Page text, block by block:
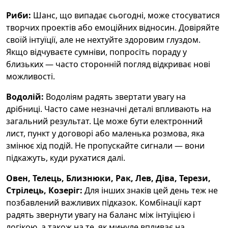
Риби: Шанс, що випадає сьогодні, може стосуватися
творчих проектів або емоційних відносин. Довіряйте
своїй інтуїції, але не нехтуйте здоровим глуздом.
Якщо відчуваєте сумніви, попросіть пораду у
близьких — часто сторонній погляд відкриває нові
можливості.
Водолій: Водоліям радять звертати увагу на
дрібниці. Часто саме незначні деталі впливають на
загальний результат. Це може бути електронний
лист, пункт у договорі або маленька розмова, яка
змінює хід подій. Не пропускайте сигнали — вони
підкажуть, куди рухатися далі.
Овен, Телець, Близнюки, Рак, Лев, Діва, Терези,
Стрілець, Козеріг: Для інших знаків цей день теж не
позбавлений важливих підказок. Комбінації карт
радять звернути увагу на баланс між інтуїцією і